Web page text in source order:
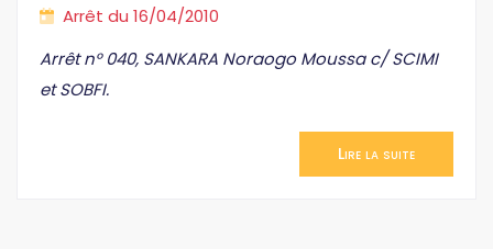
Arrêt du 16/04/2010
Arrêt n° 040, SANKARA Noraogo Moussa c/ SCIMI
et SOBFI.
Lire la suite